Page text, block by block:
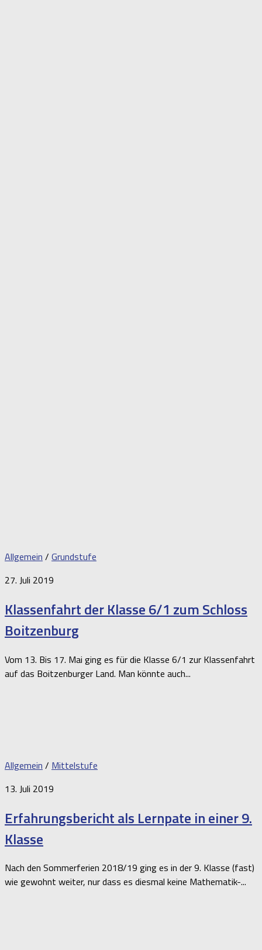
Allgemein / Grundstufe
27. Juli 2019
Klassenfahrt der Klasse 6/1 zum Schloss
Boitzenburg
Vom 13. Bis 17. Mai ging es für die Klasse 6/1 zur Klassenfahrt
auf das Boitzenburger Land. Man könnte auch...
Allgemein / Mittelstufe
13. Juli 2019
Erfahrungsbericht als Lernpate in einer 9.
Klasse
Nach den Sommerferien 2018/19 ging es in der 9. Klasse (fast)
wie gewohnt weiter, nur dass es diesmal keine Mathematik-...